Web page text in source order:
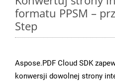
formatu PPSM –
Step
Aspose.PDF Cloud SDK
konwersji dowolnej strony